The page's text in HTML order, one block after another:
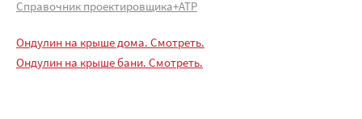
Справочник проектировщика+АТР
Ондулин на крыше дома. Смотреть.
Ондулин на крыше бани. Смотреть.